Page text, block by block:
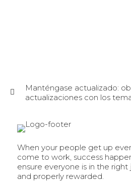
Manténgase actualizado:
actualizaciones con los
When your people get up
come to work, success
ensure everyone is in the
and properly rewarded.